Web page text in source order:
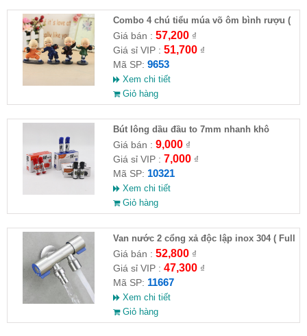
Combo 4 chú tiểu múa võ ôm bình rượu (
HĐ )
Giá bán : 57,200₫
Giá sỉ VIP : 51,700₫
Mã SP: 9653
Xem chi tiết
Giỏ hàng
Bút lông dầu đầu to 7mm nhanh khô
Giá bán : 9,000₫
Giá sỉ VIP : 7,000₫
Mã SP: 10321
Xem chi tiết
Giỏ hàng
Van nước 2 cổng xả độc lập inox 304 ( Full
VAT )
Giá bán : 52,800₫
Giá sỉ VIP : 47,300₫
Mã SP: 11667
Xem chi tiết
Giỏ hàng